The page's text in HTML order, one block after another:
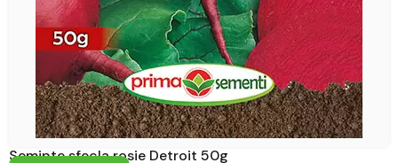
Seminte sfecla rosie Detroit 50g